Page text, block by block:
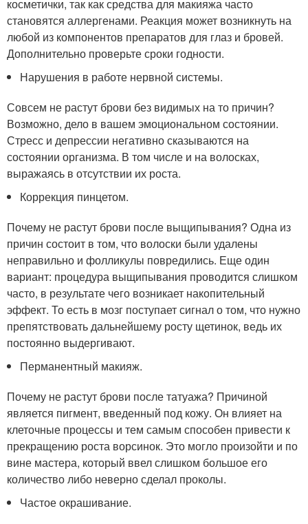
косметички, так как средства для макияжа часто
становятся аллергенами. Реакция может возникнуть на
любой из компонентов препаратов для глаз и бровей.
Дополнительно проверьте сроки годности.
Нарушения в работе нервной системы.
Совсем не растут брови без видимых на то причин?
Возможно, дело в вашем эмоциональном состоянии.
Стресс и депрессии негативно сказываются на
состоянии организма. В том числе и на волосках,
выражаясь в отсутствии их роста.
Коррекция пинцетом.
Почему не растут брови после выщипывания? Одна из
причин состоит в том, что волоски были удалены
неправильно и фолликулы повредились. Еще один
вариант: процедура выщипывания проводится слишком
часто, в результате чего возникает накопительный
эффект. То есть в мозг поступает сигнал о том, что нужно
препятствовать дальнейшему росту щетинок, ведь их
постоянно выдергивают.
Перманентный макияж.
Почему не растут брови после татуажа? Причиной
является пигмент, введенный под кожу. Он влияет на
клеточные процессы и тем самым способен привести к
прекращению роста ворсинок. Это могло произойти и по
вине мастера, который ввел слишком большое его
количество либо неверно сделал проколы.
Частое окрашивание.